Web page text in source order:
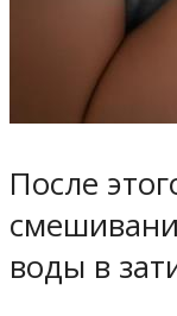
После
воды в